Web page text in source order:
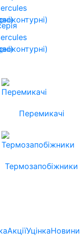
Перемикачі
Термозапобіжники
АкціїУцінкаНовини